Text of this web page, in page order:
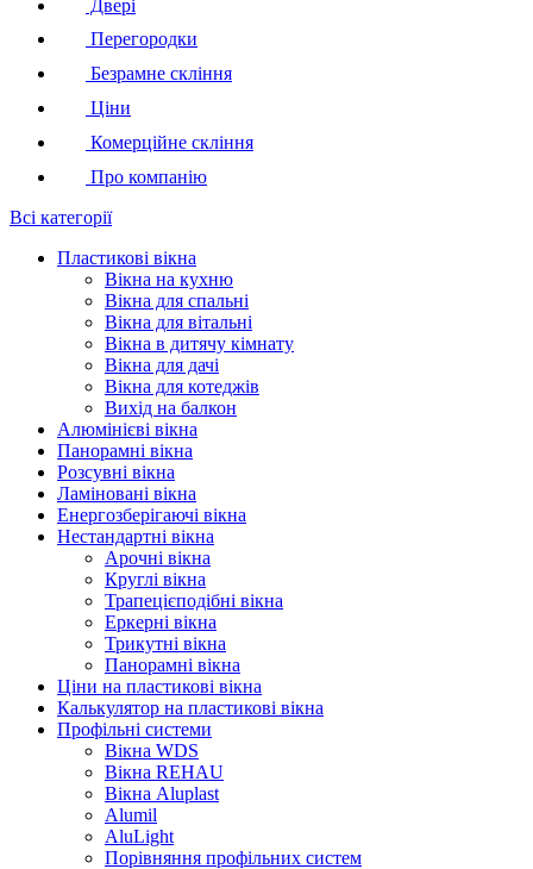
Двері
Перегородки
Безрамне скління
Ціни
Комерційне скління
Про компанію
Всі категорії
Пластикові вікна
Вікна на кухню
Вікна для спальні
Вікна для вітальні
Вікна в дитячу кімнату
Вікна для дачі
Вікна для котеджів
Вихід на балкон
Алюмінієві вікна
Панорамні вікна
Розсувні вікна
Ламіновані вікна
Енергозберігаючі вікна
Нестандартні вікна
Арочні вікна
Круглі вікна
Трапецієподібні вікна
Еркерні вікна
Трикутні вікна
Панорамні вікна
Ціни на пластикові вікна
Калькулятор на пластикові вікна
Профільні системи
Вікна WDS
Вікна REHAU
Вікна Aluplast
Alumil
AluLight
Порівняння профільних систем